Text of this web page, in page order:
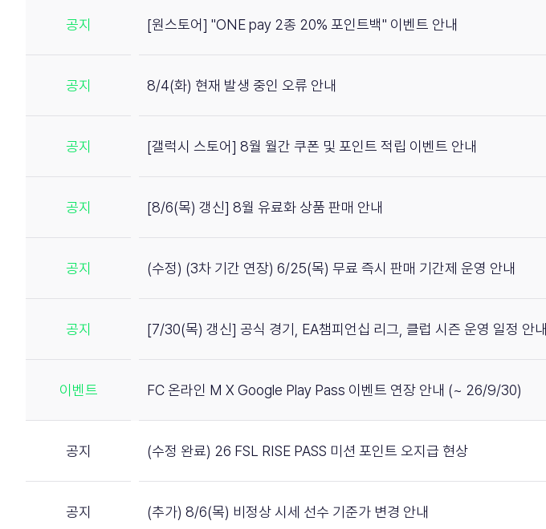
공지 [원스토어] "ONE pay 2종 20% 포인트백" 이벤트 안내
공지 8/4(화) 현재 발생 중인 오류 안내
공지 [갤럭시 스토어] 8월 월간 쿠폰 및 포인트 적립 이벤트 안내
공지 [8/6(목) 갱신] 8월 유료화 상품 판매 안내
공지 (수정) (3차 기간 연장) 6/25(목) 무료 즉시 판매 기간제 운영 안내
공지 [7/30(목) 갱신] 공식 경기, EA챔피언십 리그, 클럽 시즌 운영 일정 안내
이벤트 FC 온라인 M X Google Play Pass 이벤트 연장 안내 (~ 26/9/30)
공지 (수정 완료) 26 FSL RISE PASS 미션 포인트 오지급 현상
공지 (추가) 8/6(목) 비정상 시세 선수 기준가 변경 안내